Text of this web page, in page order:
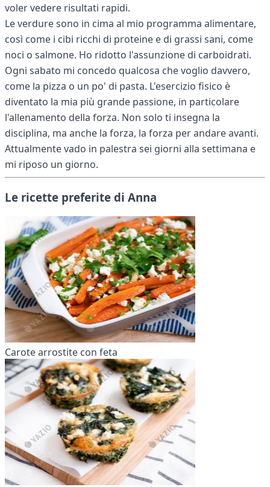
voler vedere risultati rapidi.
Le verdure sono in cima al mio programma alimentare,
così come i cibi ricchi di proteine e di grassi sani, come
noci o salmone. Ho ridotto l'assunzione di carboidrati.
Ogni sabato mi concedo qualcosa che voglio davvero,
come la pizza o un po' di pasta. L'esercizio fisico è
diventato la mia più grande passione, in particolare
l'allenamento della forza. Non solo ti insegna la
disciplina, ma anche la forza, la forza per andare avanti.
Attualmente vado in palestra sei giorni alla settimana e
mi riposo un giorno.
Le ricette preferite di Anna
Carote arrostite con feta